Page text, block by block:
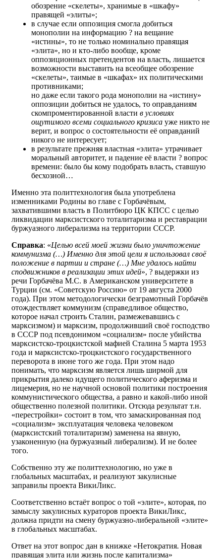
обозрение «скелеты», хранимые в «шкафу»
правящей «элиты»;
в случае если оппозиция смогла добиться
монополии на информацию ? на вещание
«истины», то не только номинально правящая
«элита», но и кто-либо вообще, кроме
оппозиционных претендентов на власть, лишается
возможности выставить на всеобщее обозрение
«скелеты», таимые в «шкафах» их политическими
противниками;
но даже если такого рода монополии на «истину»
оппозиции добиться не удалось, то оправданиям
скомпроментированной власти в условиях
ощутимого всеми социального кризиса уже никто не
верит, и вопрос о состоятельности её оправданий
никого не интересует;
в результате прежняя властная «элита» утрачивает
моральный авторитет, и падение её власти ? вопрос
времени: было бы кому подобрать власть, ставшую
бесхозной…
Именно эта политтехнология была употреблена
изменниками Родины во главе с Горбачёвым,
захватившими власть в Политбюро ЦК КПСС с целью
ликвидации марксистского тоталитаризма и реставрации
буржуазного либерализма на территории СССР.
Справка: «Целью всей моей жизни было уничтожение
коммунизма (…) Именно для этой цели я использовал своё
положение в партии и стране (…) Мне удалось найти
сподвижников в реализации этих идей», ? выдержки из
речи Горбачёва М.С. в Американском университете в
Турции (см. «Советскую Россию» от 19 августа 2000
года). При этом методологически безграмотный Горбачёв
отождествляет коммунизм (справедливое общество,
которое начал строить Сталин, размежевавшись с
марксизмом) и марксизм, продолживший своё господство
в СССР под псевдонимом «социализм» после убийства
марксистско-троцкистской мафией Сталина 5 марта 1953
года и марксистско-троцкистского государственного
переворота в июне того же года. При этом надо
понимать, что марксизм является лишь ширмой для
прикрытия далеко идущего политического аферизма и
лицемерия, но не научной основой политики построения
коммунистического общества, а равно и какой-либо иной
общественно полезной политики. Отсюда результат т.н.
«перестройки» состоит в том, что замаскированная под
«социализм» эксплуатация человека человеком
(марксистский тоталитаризм) заменена на явную,
узаконенную (на буржуазный либерализм). И не более
того.
Собственно эту же политтехнологию, но уже в
глобальных масштабах, и реализуют закулисные
заправилы проекта ВикиЛикс.
Соответственно встаёт вопрос о той «элите», которая, по
замыслу закулисных кураторов проекта ВикиЛикс,
должна придти на смену буржуазно-либеральной «элите»
в глобальных масштабах.
Ответ на этот вопрос дан в книжке «Нетократия. Новая
правящая элита или жизнь после капитализма»